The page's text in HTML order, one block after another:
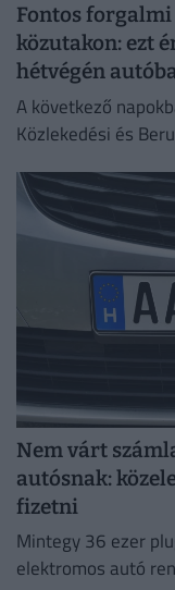
Fontos
közutakon: ezt
hétvégén
A következő
Közlekedési és
Nem várt
autósnak:
fizetni
Mintegy 36 ezer
elektromos autó